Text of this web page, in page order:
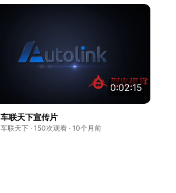
0:02:15
车联天下宣传片
车联天下 · 150次观看 · 10个月前